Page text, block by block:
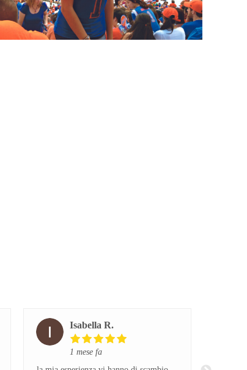
Isabella R.
1 mese fa